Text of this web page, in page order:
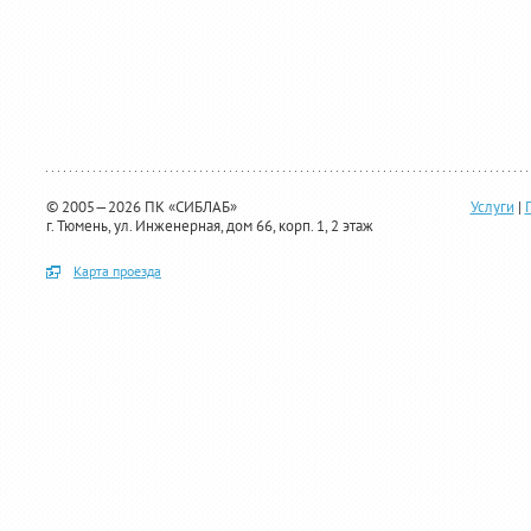
© 2005—2026 ПК «СИБЛАБ»
г. Тюмень, ул. Инженерная, дом 66, корп. 1, 2 этаж
Карта проезда
Услуги|